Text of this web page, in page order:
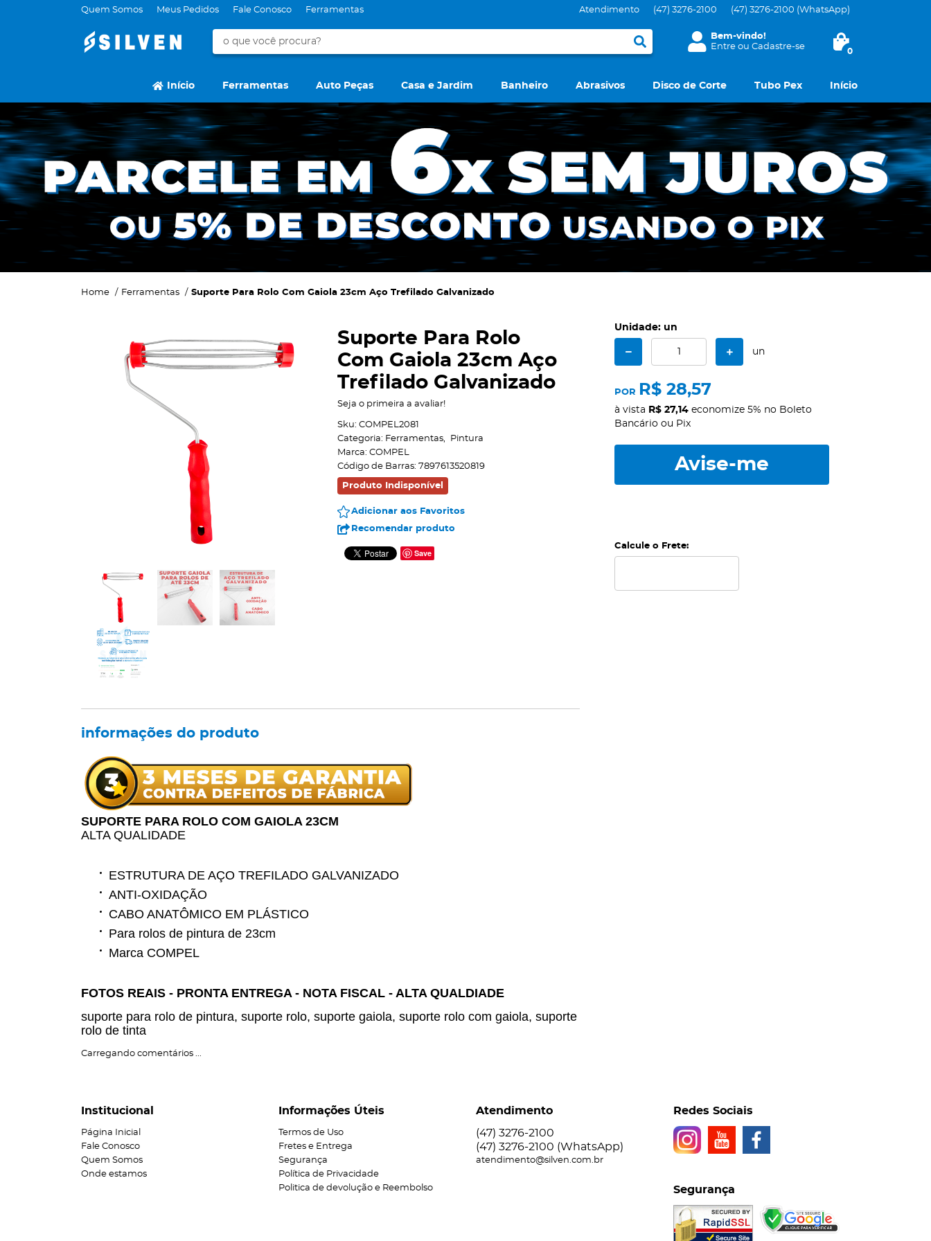
Quem Somos Meus Pedidos Fale Conosco Ferramentas Atendimento (47) 3276-2100 (47) 3276-2100 (WhatsApp)
Bem-vindo!
Entreou Cadastre-se 0
Início Ferramentas Auto Peças Casa e Jardim Banheiro Abrasivos Disco de Corte Tubo Pex Início
Home Ferramentas Suporte Para Rolo Com Gaiola 23cm Aço Trefilado Galvanizado
Suporte Para Rolo
Com Gaiola 23cm Aço
Trefilado Galvanizado
Seja o primeira a avaliar!
Sku: COMPEL2081
Categoria: Ferramentas
Pintura
Marca: COMPEL
Código de Barras: 7897613520819
Produto Indisponível
Adicionar aos Favoritos
Recomendar produto
Save
Unidade: un
un
POR R$ 28,57
à vista R$ 27,14 economize5% no Boleto
Bancário ou Pix
Avise-me
Calcule o Frete:
informações do produto
SUPORTE PARA ROLO COM GAIOLA 23CM
ALTA QUALIDADE
ESTRUTURA DE AÇO TREFILADO GALVANIZADO
ANTI-OXIDAÇÃO
CABO ANATÔMICO EM PLÁSTICO
Para rolos de pintura de 23cm
Marca COMPEL
FOTOS REAIS - PRONTA ENTREGA - NOTA FISCAL - ALTA QUALDIADE
suporte para rolo de pintura, suporte rolo, suporte gaiola, suporte rolo com gaiola, suporte
rolo de tinta
Carregando comentários ...
Institucional
Página Inicial
Fale Conosco
Quem Somos
Onde estamos
Informações Úteis
Termos de Uso
Fretes e Entrega
Segurança
Política de Privacidade
Politica de devolução e Reembolso
Atendimento
(47) 3276-2100
(47) 3276-2100 (WhatsApp)
atendimento@silven.com.br
Redes Sociais
Segurança